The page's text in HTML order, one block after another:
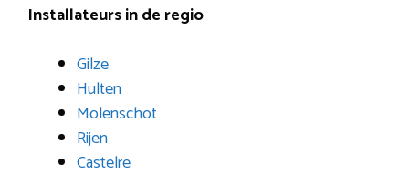
Installateurs in de regio
Gilze
Hulten
Molenschot
Rijen
Castelre